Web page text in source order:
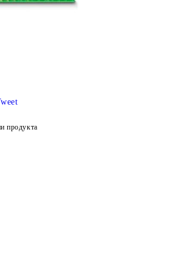
продукта